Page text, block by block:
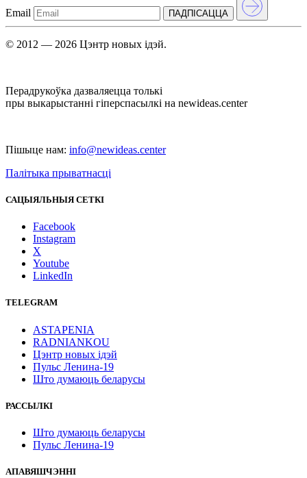
Email ПАДПIСАЦЦА
© 2012 — 2026 Цэнтр новых ідэй.
Перадрукоўка дазваляецца толькі
пры выкарыстанні гіперспасылкі на newideas.center
Пішыце нам: info@newideas.center
Палітыка прыватнасці
САЦЫЯЛЬНЫЯ СЕТКІ
Facebook
Instagram
X
Youtube
LinkedIn
TELEGRAM
ASTAPENIA
RADNIANKOU
Цэнтр новых ідэй
Пульс Ленина-19
Што думаюць беларусы
РАССЫЛКІ
Што думаюць беларусы
Пульс Ленина-19
АПАВЯШЧЭННІ